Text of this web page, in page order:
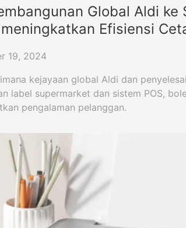
Global Aldi
meningkatkan Efisiensi
19, 2024
kejayaan global Aldi dan
label supermarket dan sistem POS,
pengalaman pelanggan.